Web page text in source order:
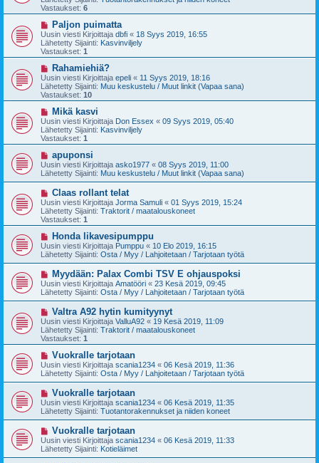
t
i
v
e
s
t
i
Vastaukset: 6
U
u
s
i
v
e
s
t
i
Paljon puimatta
Uusin viesti Kirjoittaja dbfi « 18 Syys 2019, 16:55
Lähetetty Sijainti: Kasvinviljely
Vastaukset: 1
U
u
s
i
v
e
s
t
i
Rahamiehiä?
Uusin viesti Kirjoittaja epeli « 11 Syys 2019, 18:16
Lähetetty Sijainti: Muu keskustelu / Muut linkit (Vapaa sana)
Vastaukset: 10
U
u
s
i
v
e
s
t
Mikä kasvi
Uusin viesti Kirjoittaja Don Essex « 09 Syys 2019, 05:40
Lähetetty Sijainti: Kasvinviljely
Vastaukset: 1
U
u
s
i
e
s
t
apuponsi
Uusin viesti Kirjoittaja asko1977 « 08 Syys 2019, 11:00
Lähetetty Sijainti: Muu keskustelu / Muut linkit (Vapaa sana)
U
u
s
i
v
e
s
t
Claas rollant telat
Uusin viesti Kirjoittaja Jorma Samuli « 01 Syys 2019, 15:24
Lähetetty Sijainti: Traktorit / maatalouskoneet
Vastaukset: 1
U
u
s
i
v
e
s
t
Honda likavesipumppu
Uusin viesti Kirjoittaja Pumppu « 10 Elo 2019, 16:15
Lähetetty Sijainti: Osta / Myy / Lahjoitetaan / Tarjotaan työtä
U
u
s
i
v
e
s
t
Myydään: Palax Combi TSV E ohjauspoksi
Uusin viesti Kirjoittaja Amatööri « 23 Kesä 2019, 09:45
Lähetetty Sijainti: Osta / Myy / Lahjoitetaan / Tarjotaan työtä
U
u
s
i
v
s
t
Valtra A92 hytin kumityynyt
Uusin viesti Kirjoittaja ValluA92 « 19 Kesä 2019, 11:09
Lähetetty Sijainti: Traktorit / maatalouskoneet
Vastaukset: 1
U
u
s
i
v
e
s
t
Vuokralle tarjotaan
Uusin viesti Kirjoittaja scania1234 « 06 Kesä 2019, 11:36
Lähetetty Sijainti: Osta / Myy / Lahjoitetaan / Tarjotaan työtä
U
u
s
i
v
e
s
t
Vuokralle tarjotaan
Uusin viesti Kirjoittaja scania1234 « 06 Kesä 2019, 11:35
Lähetetty Sijainti: Tuotantorakennukset ja niiden koneet
U
u
s
i
Vuokralle tarjotaan
Uusin viesti Kirjoittaja scania1234 « 06 Kesä 2019, 11:33
Lähetetty Sijainti: Kotieläimet